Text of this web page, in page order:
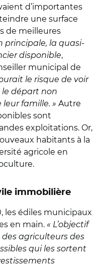
d’importantes
une surface
de meilleures
principale, la quasi-
disponible,
municipal de
le risque de voir
départ non
famille. » Autre
sont
exploitations. Or,
habitants à la
agricole en
immobilière
les édiles municipaux
en main. « L’objectif
agriculteurs des
qui les sortent